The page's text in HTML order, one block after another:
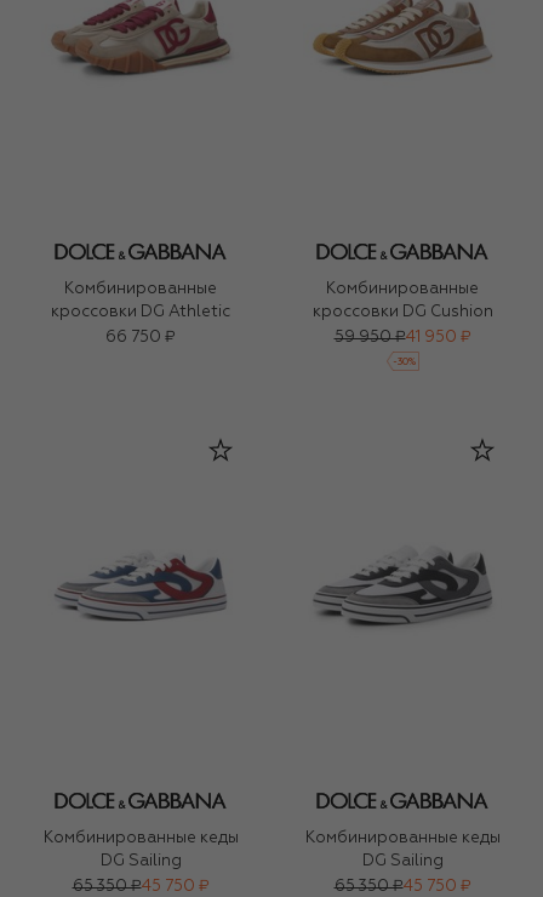
Комбинированные
кроссовки DG Athletic
66 750 ₽
Комбинированные
кроссовки DG Cushion
59 950 ₽41 950 ₽
-30%
Комбинированные кеды
DG Sailing
65 350 ₽45 750 ₽
Комбинированные кеды
DG Sailing
65 350 ₽45 750 ₽